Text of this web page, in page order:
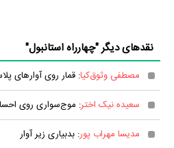
نقدهای دیگر "چهارراه استانبول"
مصطفی وثوق‌کیا: قمار روی آوارهای
سعیده نیک اختر: موج‌سواری روی
مدیسا مهراب پور: بدبیاری زیر آوار